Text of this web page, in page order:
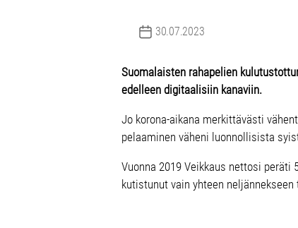
Post date
30.07.2023
Suomalaisten rahapelien
edelleen digitaalisiin kanaviin.
Jo korona-aikana merkittävästi
pelaaminen väheni luonnollisista
Vuonna 2019 Veikkaus nettosi
kutistunut vain yhteen